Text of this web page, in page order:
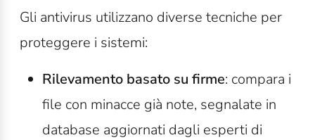
Gli antivirus utilizzano diverse tecniche per
proteggere i sistemi:
Rilevamento basato su firme: compara i
file con minacce già note, segnalate in
database aggiornati dagli esperti di